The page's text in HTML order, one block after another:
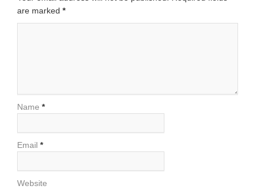
are marked *
Name *
Email *
Website